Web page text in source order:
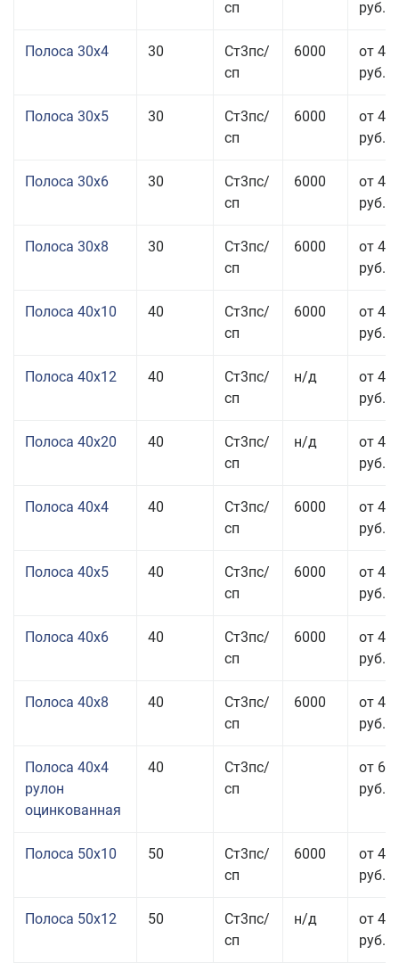
сп руб.
Полоса 30x4 30
Ст3пс/
сп
6000
от 43
руб.
Полоса 30x5 30
Ст3пс/
сп
6000
от 43
руб.
Полоса 30x6 30
Ст3пс/
сп
6000
от 46
руб.
Полоса 30x8 30
Ст3пс/
сп
6000
от 44
руб.
Полоса 40x10 40
Ст3пс/
сп
6000
от 45
руб.
Полоса 40x12 40
Ст3пс/
сп
н/д
от 44
руб.
Полоса 40x20 40
Ст3пс/
сп
н/д
от 47
руб.
Полоса 40x4 40
Ст3пс/
сп
6000
от 43
руб.
Полоса 40x5 40
Ст3пс/
сп
6000
от 43
руб.
Полоса 40x6 40
Ст3пс/
сп
6000
от 43
руб.
Полоса 40x8 40
Ст3пс/
сп
6000
от 43
руб.
Полоса 40x4
рулон
оцинкованная
40
Ст3пс/
сп
от 69
руб.
Полоса 50x10 50
Ст3пс/
сп
6000
от 46
руб.
Полоса 50x12 50
Ст3пс/
сп
н/д
от 44
руб.